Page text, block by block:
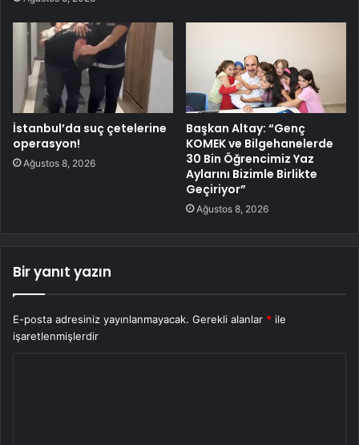
İstanbul’da suç çetelerine
operasyon!
Ağustos 8, 2026
Başkan Altay: “Genç
KOMEK ve Bilgehanelerde
30 Bin Öğrencimiz Yaz
Aylarını Bizimle Birlikte
Geçiriyor”
Ağustos 8, 2026
Bir yanıt yazın
E-posta adresiniz yayınlanmayacak. Gerekli alanlar * ile
işaretlenmişlerdir